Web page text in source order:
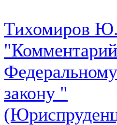
Тихомиров
Федеральному
закону "